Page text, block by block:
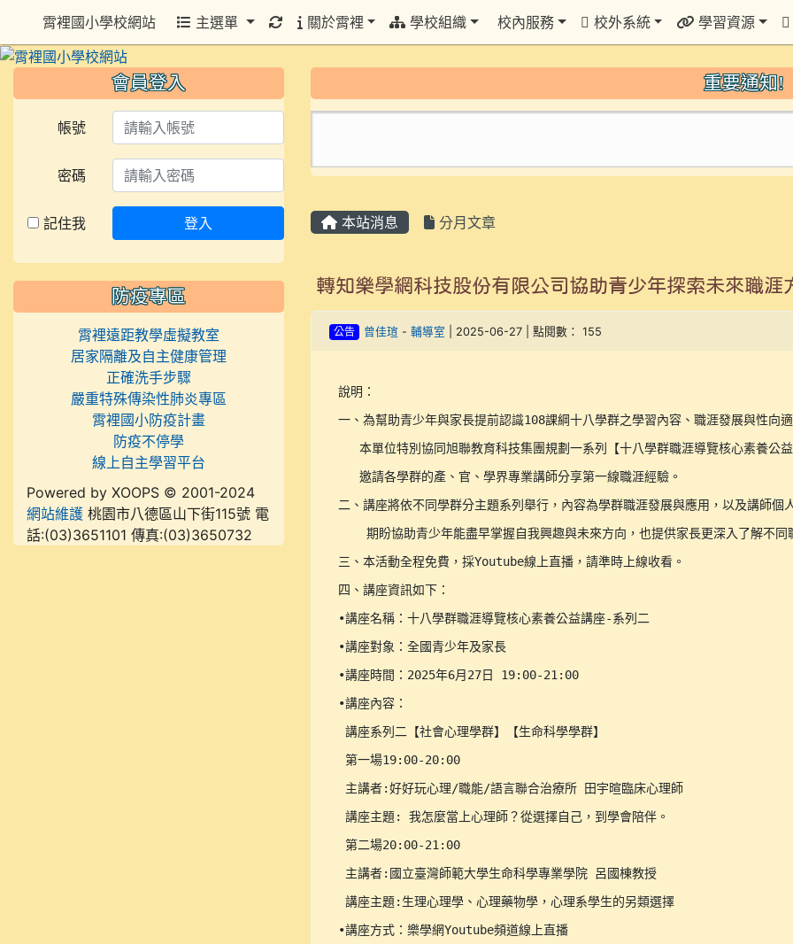
重要通知!
本站消息 分月文章
轉知樂學網科技股份有限公司協助青少年探索未來職
公告 曾佳瑄 - 輔導室 | 2025-06-27 | 點閱數： 155
說明：
一、為幫助青少年與家長提前認識108課綱十八學群之學習內容、職涯發展與性向適
本單位特別協同旭聯教育科技集團規劃一系列【十八學群職涯導覽核心素養公益
   邀請各學群的產、官、學界專業講師分享第一線職涯經驗。
二、講座將依不同學群分主題系列舉行，內容為學群職涯發展與應用，以及講師個
期盼協助青少年能盡早掌握自我興趣與未來方向，也提供家長更深入了解不同
三、本活動全程免費，採Youtube線上直播，請準時上線收看。
四、講座資訊如下：
•講座名稱：十八學群職涯導覽核心素養公益講座-系列二
•講座對象：全國青少年及家長
•講座時間：2025年6月27日 19:00-21:00
•講座內容：
講座系列二【社會心理學群】【生命科學學群】
第一場19:00-20:00
主講者:好好玩心理/職能/語言聯合治療所 田宇暄臨床心理師
講座主題: 我怎麼當上心理師？從選擇自己，到學會陪伴。
第二場20:00-21:00
主講者:國立臺灣師範大學生命科學專業學院 呂國棟教授
講座主題:生理心理學、心理藥物學，心理系學生的另類選擇
•講座方式：樂學網Youtube頻道線上直播
會員登入
帳號
密碼
記住我 登入
防疫專區
霄裡遠距教學虛擬教室
居家隔離及自主健康管理
正確洗手步驟
嚴重特殊傳染性肺炎專區
霄裡國小防疫計畫
防疫不停學
線上自主學習平台
Powered by XOOPS © 2001-2024
網站維護 桃園市八德區山下街115號 電
話:(03)3651101 傳真:(03)3650732
霄裡國小學校網站 主選單 重新取得佈景設定
關於霄裡 學校組織 校內服務 校外系統 學習資源